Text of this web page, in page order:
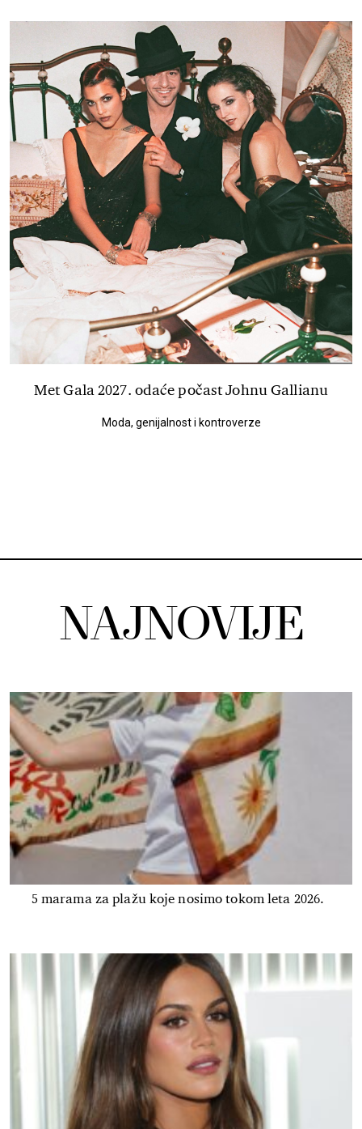
Met Gala 2027. odaće počast Johnu Gallianu
Moda, genijalnost i kontroverze
NAJNOVIJE
5 marama za plažu koje nosimo tokom leta 2026.